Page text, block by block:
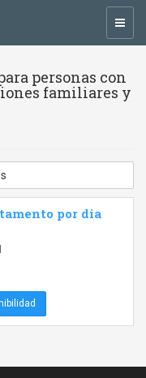
personas con
familiares y
por dia